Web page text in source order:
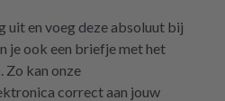
uit en voeg deze absoluut bij
je ook een briefje met het
Zo kan onze
correct aan jouw